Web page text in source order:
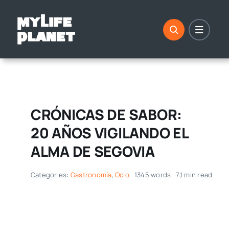
contenido
CRÓNICAS DE SABOR:
20 AÑOS VIGILANDO EL
ALMA DE SEGOVIA
Categories: Gastronomía, Ocio 1345 words 7,1 min read